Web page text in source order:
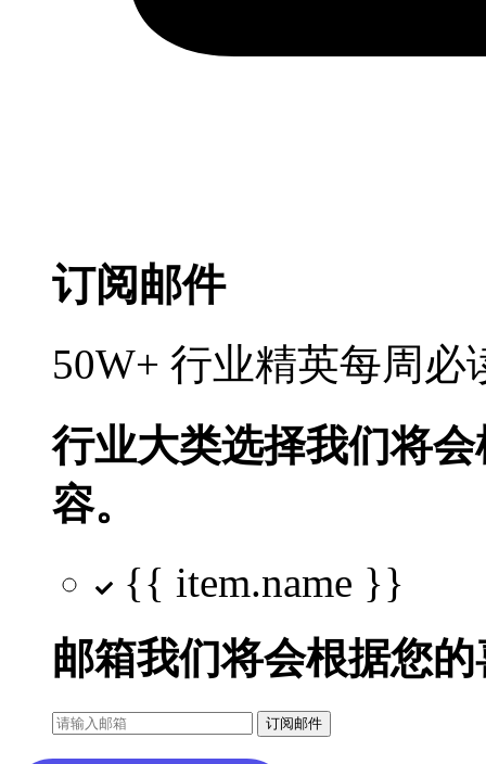
订阅邮件
50W+ 行业精英每周
行业大类选择我们将
容。
{{ item.name }}
邮箱我们将会根据您
订阅邮件